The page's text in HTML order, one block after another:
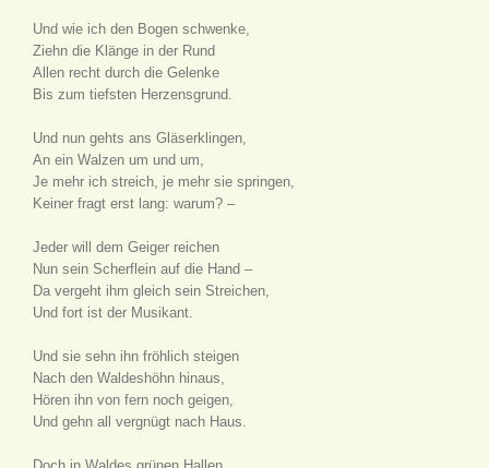
Und wie ich den Bogen schwenke,
Ziehn die Klänge in der Rund
Allen recht durch die Gelenke
Bis zum tiefsten Herzensgrund.
Und nun gehts ans Gläserklingen,
An ein Walzen um und um,
Je mehr ich streich, je mehr sie springen,
Keiner fragt erst lang: warum? –
Jeder will dem Geiger reichen
Nun sein Scherflein auf die Hand –
Da vergeht ihm gleich sein Streichen,
Und fort ist der Musikant.
Und sie sehn ihn fröhlich steigen
Nach den Waldeshöhn hinaus,
Hören ihn von fern noch geigen,
Und gehn all vergnügt nach Haus.